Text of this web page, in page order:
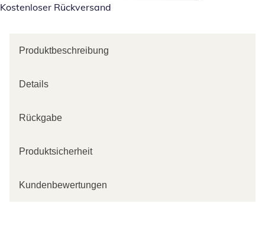
Kostenloser Rückversand
Produktbeschreibung
Details
Rückgabe
Produktsicherheit
Kundenbewertungen